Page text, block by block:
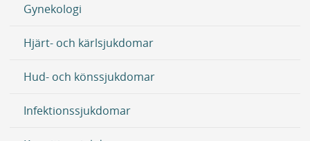
Gynekologi
Hjärt- och kärlsjukdomar
Hud- och könssjukdomar
Infektionssjukdomar